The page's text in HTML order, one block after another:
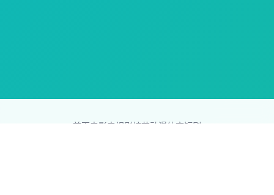
首页电影电视剧综艺动漫体育短剧